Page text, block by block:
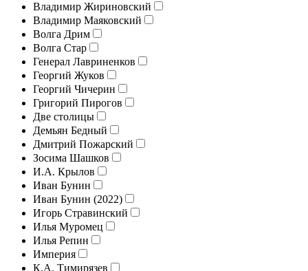
Владимир Жириновский
Владимир Маяковский
Волга Дрим
Волга Стар
Генерал Лавриненков
Георгий Жуков
Георгий Чичерин
Григорий Пирогов
Две столицы
Демьян Бедный
Дмитрий Пожарский
Зосима Шашков
И.А. Крылов
Иван Бунин
Иван Бунин (2022)
Игорь Стравинский
Илья Муромец
Илья Репин
Империя
К.А. Тимирязев